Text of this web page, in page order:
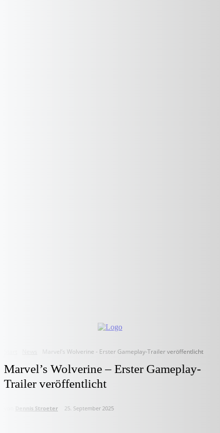
Marvel’s Wolverine - Erster Gameplay-Trailer veröffentlicht
Marvel’s Wolverine – Erster Gameplay-
Trailer veröffentlicht
Dennis Stroeter 25. September 2025